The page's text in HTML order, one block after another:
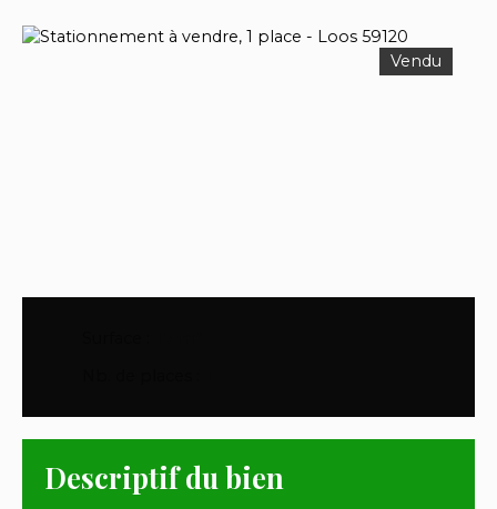
Vendu
Descriptif du bien